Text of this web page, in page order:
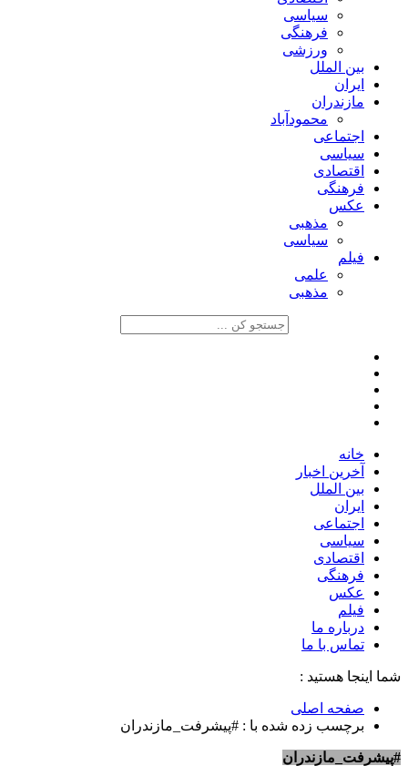
سیاسی
فرهنگی
ورزشی
بین الملل
ایران
مازندران
محمودآباد
اجتماعی
سیاسی
اقتصادی
فرهنگی
عکس
مذهبی
سیاسی
فیلم
علمی
مذهبی
خانه
آخرین اخبار
بین الملل
ایران
اجتماعی
سیاسی
اقتصادی
فرهنگی
عکس
فیلم
درباره ما
تماس با ما
شما اینجا هستید :
صفحه اصلی
برچسب زده شده با : #پیشرفت_مازندران
#پیشرفت_مازندران